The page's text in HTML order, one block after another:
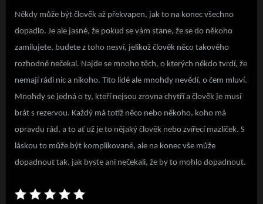
Někdy může být člověk až překvapen, jak to na konec všechno
dopadlo. Je ale jasné, že pokud se vám stane, že se do někoho
zamilujete, budete z toho nesví, jelikož člověk něco takového
rozhodně nečekal. Najde se mnoho těch, o kterých někdo tvrdí, že
nemají rádi nic a nikoho. Tito lidé ale mnohdy nevědí, o čem mluví.
Mnohdy se jedná o ty, kteří nejsou zrovna chytří a člověk je musí
brát s rezervou. Každý má totiž něco nebo někoho, koho má
opravdu rád, a to ať už je to nějaký člověk nebo zvířecí mazlíček. S
láskou to může být komplikované, ale na konec vše může
dopadnout tak, jak byste ani nečekali, že by to mohlo dopadnout.